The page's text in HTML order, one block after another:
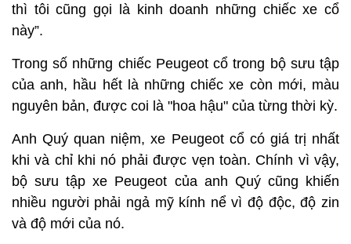
thì tôi cũng gọi là kinh doanh những chiếc xe cổ
này”.
Trong số những chiếc Peugeot cổ trong bộ sưu tập
của anh, hầu hết là những chiếc xe còn mới, màu
nguyên bản, được coi là "hoa hậu" của từng thời kỳ.
Anh Quý quan niệm, xe Peugeot cổ có giá trị nhất
khi và chỉ khi nó phải được vẹn toàn. Chính vì vậy,
bộ sưu tập xe Peugeot của anh Quý cũng khiến
nhiều người phải ngả mỹ kính nể vì độ độc, độ zin
và độ mới của nó.